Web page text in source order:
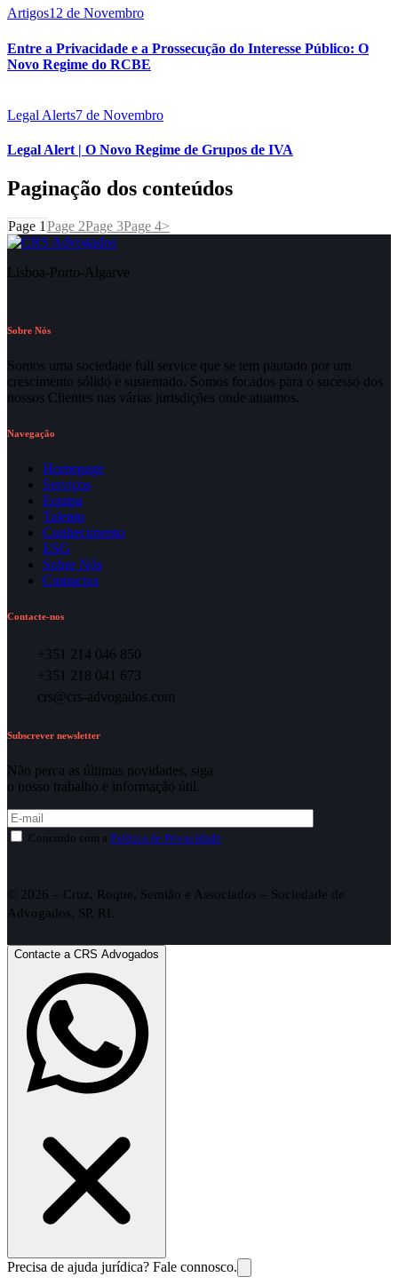
Artigos12 de Novembro
Entre a Privacidade e a Prossecução do Interesse Público: O
Novo Regime do RCBE
Legal Alerts7 de Novembro
Legal Alert | O Novo Regime de Grupos de IVA
Paginação dos conteúdos
Page 1 Page 2Page 3Page 4>
Lisboa-Porto-Algarve
Sobre Nós
Somos uma sociedade full service que se tem pautado por um
crescimento sólido e sustentado. Somos focados para o sucesso dos
nossos Clientes nas várias jurisdições onde atuamos.
Navegação
Homepage
Serviços
Equipa
Talento
Conhecimento
ESG
Sobre Nós
Contactos
Contacte-nos
+351 214 046 850
+351 218 041 673
crs@crs-advogados.com
Subscrever newsletter
Não perca as últimas novidades, siga
o nosso trabalho e informação útil.
Concordo com a Política de Privacidade.
© 2026 – Cruz, Roque, Semião e Associados – Sociedade de
Advogados, SP, RL
Contacte a CRS Advogados
Precisa de ajuda jurídica? Fale connosco.